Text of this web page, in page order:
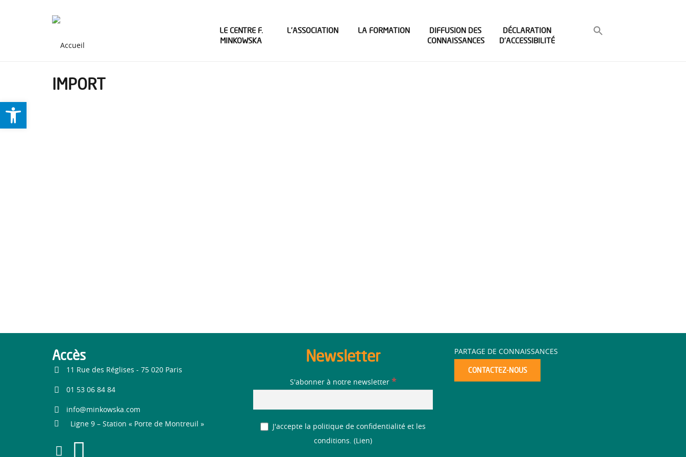
LE CENTRE F.
MINKOWSKA
L’ASSOCIATION LA FORMATION
DIFFUSION DES
CONNAISSANCES
DÉCLARATION
D’ACCESSIBILITÉ
IMPORT
Accès
11 Rue des Réglises - 75 020 Paris
01 53 06 84 84
info@minkowska.com
Ligne 9 – Station « Porte de Montreuil »
Newsletter
S'abonner à notre newsletter *
J'accepte la politique de confidentialité et les
conditions. ( Lien)
PARTAGE DE CONNAISSANCES
CONTACTEZ-NOUS
Ouvrir la barre d’outils